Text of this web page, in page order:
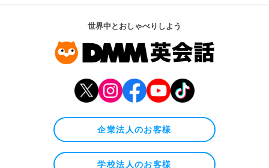
世界中とおしゃべりしよう
企業法人のお客様
学校法人のお客様